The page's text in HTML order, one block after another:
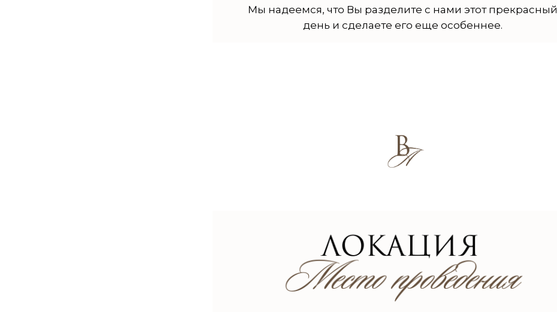
Мы надеемся, что Вы разделите с нами этот прекрасный
день и сделаете его еще особеннее.